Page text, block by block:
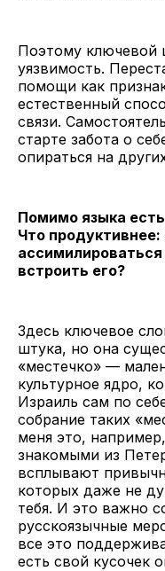
Поэтому ключевой
уязвимость.
помощи как
естественный
связи.
старте забота о
опираться на
Помимо языка
Что
ассимилироваться
встроить его?
Здесь ключевое
штука, но она
«местечко» —
культурное ядро,
Израиль сам по
собрание таких
меня это,
знакомыми из
всплывают
которых даже не
тебя. И это важно
русскоязычные
все это
есть свой кусочек